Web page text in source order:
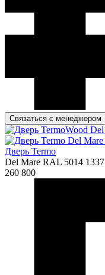
Связаться с менеджером
Дверь Termo
Del Mare RAL 5014 1337
260 800